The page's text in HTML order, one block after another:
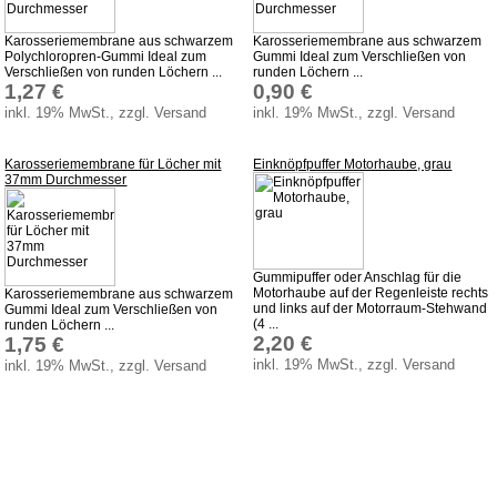
Skoda
Glühlampen
KFZ-Leitungen & Zubehör
Werkstattbedarf
Vergaserdüsen
Pflegeprodukte
Wälzlager
Öle
Karosseriemembrane aus schwarzem
Polychloropren-Gummi Ideal zum
Verschließen von runden Löchern ...
1,27 €
inkl. 19% MwSt., zzgl. Versand
Karosseriemembrane aus schwarzem
Gummi Ideal zum Verschließen von
runden Löchern ...
0,90 €
inkl. 19% MwSt., zzgl. Versand
Karosseriemembrane für Löcher mit
37mm Durchmesser
Karosseriemembrane aus schwarzem
Gummi Ideal zum Verschließen von
runden Löchern ...
1,75 €
inkl. 19% MwSt., zzgl. Versand
Einknöpfpuffer Motorhaube, grau
Gummipuffer oder Anschlag für die
Motorhaube auf der Regenleiste rechts
und links auf der Motorraum-Stehwand
(4 ...
2,20 €
inkl. 19% MwSt., zzgl. Versand